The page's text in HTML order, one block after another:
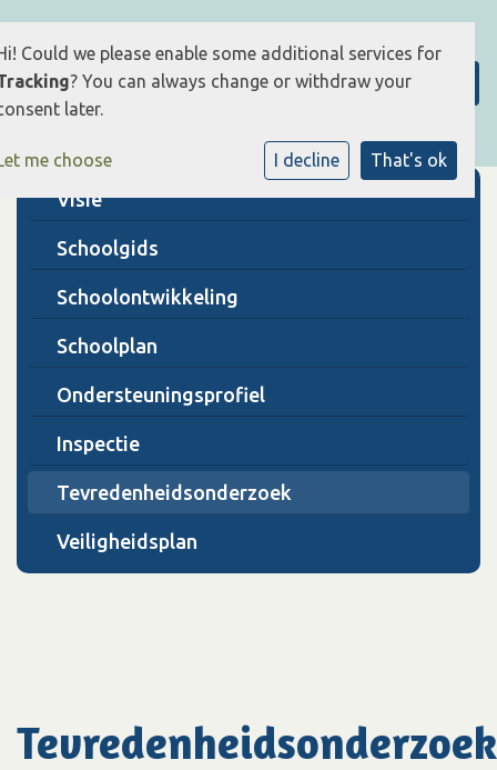
Visie
Schoolgids
Schoolontwikkeling
Schoolplan
Ondersteuningsprofiel
Inspectie
Tevredenheidsonderzoek
Veiligheidsplan
Tevredenheidsonderzoek
Could we please enable some additional services for
? You can always change or withdraw your
later.
me choose I decline That's ok